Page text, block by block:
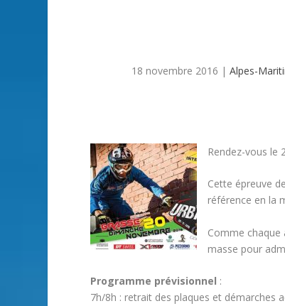
18 novembre 2016 |Alpes-
Rendez-vous le
Cette épreuve
référence en la
Comme chaque
masse pour
Programme prévisionnel :
7h/8h : retrait des plaques et démarches